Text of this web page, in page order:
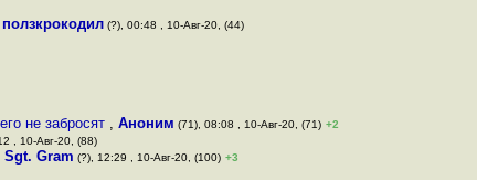
ползкрокодил (?), 00:48 , 10-Авг-20, (44)
не забросят , Аноним (71), 08:08 , 10-Авг-20, (71) +2
, 10-Авг-20, (88)
Sgt. Gram (?), 12:29 , 10-Авг-20, (100) +3